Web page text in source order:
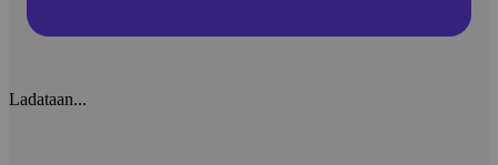
Ladataan...